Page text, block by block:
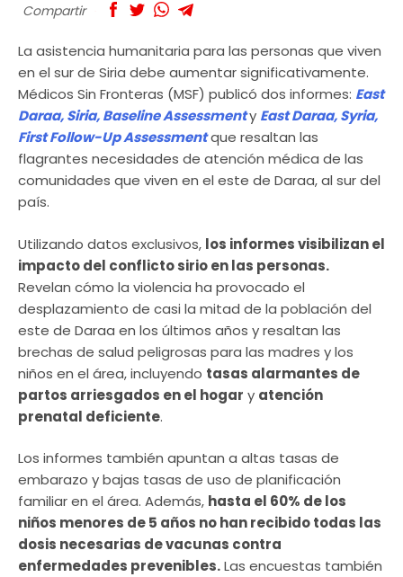
Compartir
La asistencia humanitaria para las personas que viven
en el sur de Siria debe aumentar significativamente.
Médicos Sin Fronteras (MSF) publicó dos informes: East
Daraa, Siria, Baseline Assessmenty East Daraa, Syria,
First Follow-Up Assessmentque resaltan las
flagrantes necesidades de atención médica de las
comunidades que viven en el este de Daraa, al sur del
país.
Utilizando datos exclusivos, los informes visibilizan el
impacto del conflicto sirio en las personas.
Revelan cómo la violencia ha provocado el
desplazamiento de casi la mitad de la población del
este de Daraa en los últimos años y resaltan las
brechas de salud peligrosas para las madres y los
niños en el área, incluyendo tasas alarmantes de
partos arriesgados en el hogar y atención
prenatal deficiente.
Los informes también apuntan a altas tasas de
embarazo y bajas tasas de uso de planificación
familiar en el área. Además, hasta el 60% de los
niños menores de 5 años no han recibido todas las
dosis necesarias de vacunas contra
enfermedades prevenibles.Las encuestas también